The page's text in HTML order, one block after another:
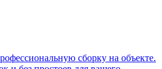
сборку на объекте.